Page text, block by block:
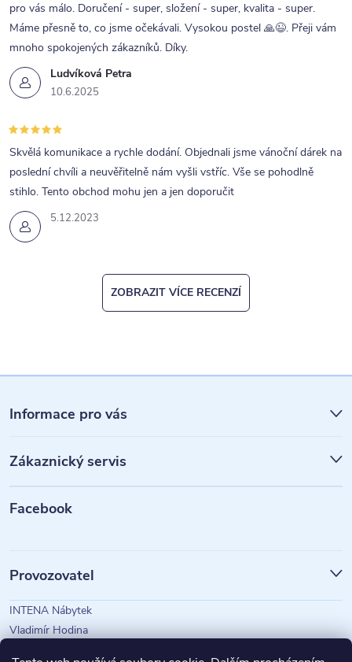
Ludvíková Petra
10.6.2025
pro vás málo. Doručení - super, složení - super, kvalita - super.
Máme přesně to, co jsme očekávali. Vysokou postel 🙏😉. Přeji vám
mnoho spokojených zákazníků. Díky.
5.12.2023
Skvělá komunikace a rychle dodání. Objednali jsme vánoční dárek na
poslední chvíli a neuvěřitelně nám vyšli vstříc. Vše se pohodlně
stihlo. Tento obchod mohu jen a jen doporučit
ZOBRAZIT VÍCE RECENZÍ
á
p
a
Informace pro vás
Zákaznický servis
Facebook
Provozovatel
INTENA Nábytek
Vladimír Hodina